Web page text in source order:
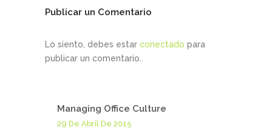
Publicar un Comentario
Lo siento, debes estar conectado para
publicar un comentario.
Managing Office Culture
29 De Abril De 2015